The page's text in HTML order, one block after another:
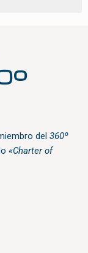
del360º
«Charter of